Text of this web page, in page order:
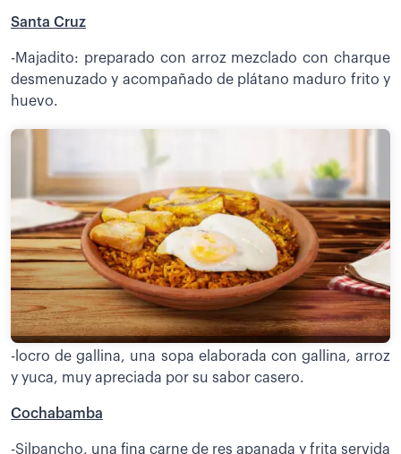
Santa Cruz
-Majadito: preparado con arroz mezclado con charque
desmenuzado y acompañado de plátano maduro frito y
huevo.
-locro de gallina, una sopa elaborada con gallina, arroz
y yuca, muy apreciada por su sabor casero.
Cochabamba
-Silpancho, una fina carne de res apanada y frita servida